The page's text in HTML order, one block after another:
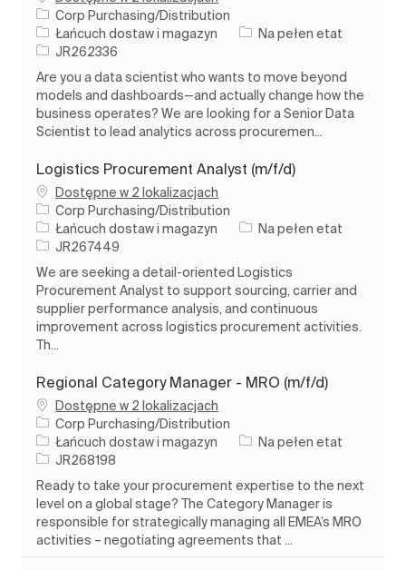
Corp Purchasing/Distribution
Kategoria
Łańcuch dostaw i magazyn Rodzaj pracy
Na pełen etat
Identyfikator zadania
JR262336
Are you a data scientist who wants to move beyond
models and dashboards—and actually change how the
business operates? We are looking for a Senior Data
Scientist to lead analytics across procuremen...
Logistics Procurement Analyst (m/f/d)
Dostępne w 2 lokalizacjach
Corp Purchasing/Distribution
Kategoria
Łańcuch dostaw i magazyn Rodzaj pracy
Na pełen etat
Identyfikator zadania
JR267449
We are seeking a detail-oriented Logistics
Procurement Analyst to support sourcing, carrier and
supplier performance analysis, and continuous
improvement across logistics procurement activities.
Th...
Regional Category Manager - MRO (m/f/d)
Dostępne w 2 lokalizacjach
Corp Purchasing/Distribution
Kategoria
Łańcuch dostaw i magazyn Rodzaj pracy
Na pełen etat
Identyfikator zadania
JR268198
Ready to take your procurement expertise to the next
level on a global stage? The Category Manager is
responsible for strategically managing all EMEA’s MRO
activities – negotiating agreements that ...